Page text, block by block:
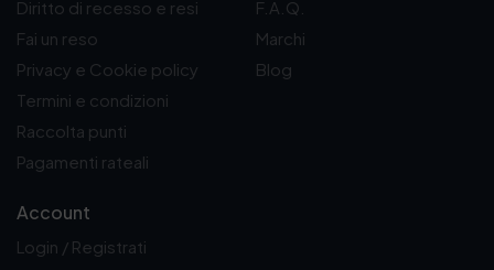
Diritto di recesso e resi
Fai un reso
Privacy e Cookie policy
Termini e condizioni
Raccolta punti
Pagamenti rateali
Account
Login / Registrati
F.A.Q.
Marchi
Blog